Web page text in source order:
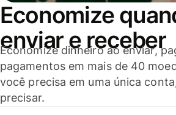
Economize
enviar e receber
Economize dinheiro ao enviar,
pagamentos em mais de 40
você precisa em uma única
precisar.